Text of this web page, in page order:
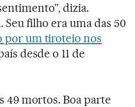
dizia.
filho era uma das 50
por um tiroteio nos
desde o 11 de
49 mortos. Boa parte